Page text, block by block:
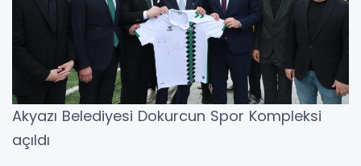
Akyazı Belediyesi Dokurcun Spor Kompleksi
açıldı